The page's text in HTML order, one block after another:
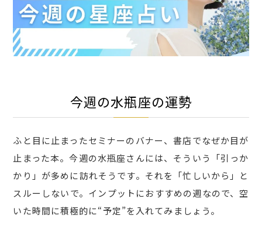
今週の水瓶座の運勢
ふと目に止まったセミナーのバナー、書店でなぜか目が
止まった本。今週の水瓶座さんには、そういう「引っか
かり」が多めに訪れそうです。それを「忙しいから」と
スルーしないで。インプットにおすすめの週なので、空
いた時間に積極的に“予定”を入れてみましょう。